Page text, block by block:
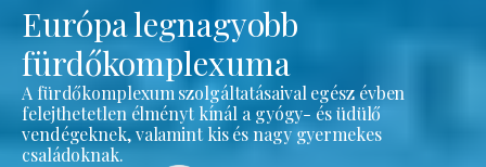
Európa legnagyobb
fürdőkomplexuma
A fürdőkomplexum szolgáltatásaival egész évben
felejthetetlen élményt kínál a gyógy- és üdülő
vendégeknek, valamint kis és nagy gyermekes
családoknak.